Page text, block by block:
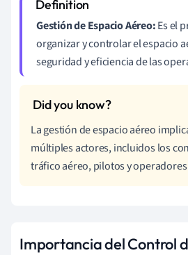
Gestión de Espacio Aéreo:Es el
organizar y controlar el espacio
seguridad y eficiencia de las
La gestión de espacio aéreo
múltiples actores, incluidos los
tráfico aéreo, pilotos y
Importancia del Control